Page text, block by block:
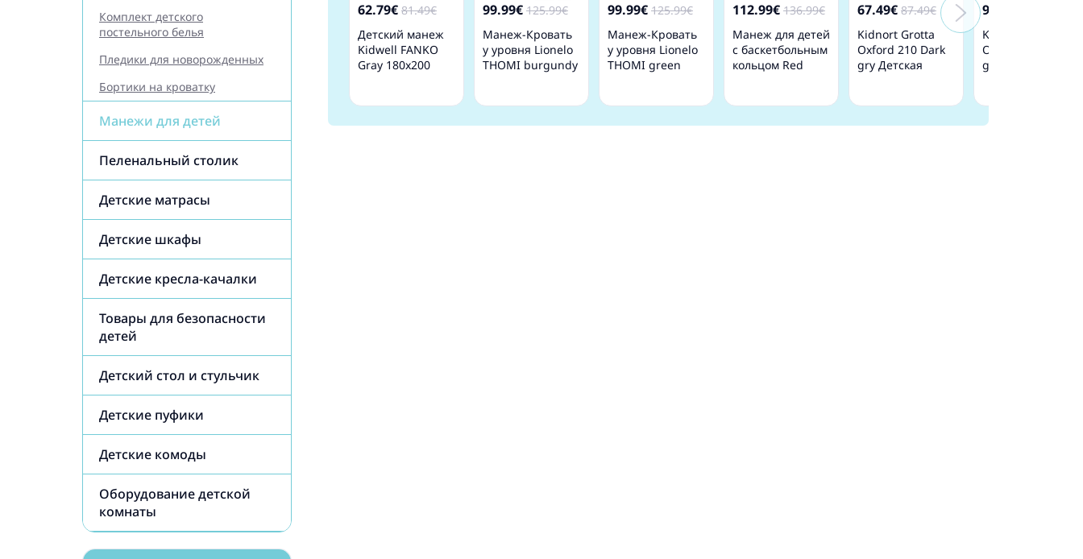
Комплект детского
постельного белья
Пледики для новорожденных
Бортики на кроватку
Манежи для детей
Пеленальный столик
Детские матрасы
Детские шкафы
Детские кресла-качалки
Товары для безопасности
детей
Детский стол и стульчик
Детские пуфики
Детские комоды
Оборудование детской
комнаты
62.79€ 81.49€
Детский манеж
Kidwell FANKO
Gray 180x200
99.99€ 125.99€
Манеж-Кровать
у уровня Lionelo
THOMI burgundy
99.99€ 125.99€
Манеж-Кровать
у уровня Lionelo
THOMI green
112.99€ 136.99€
Манеж для детей
c баскетбольным
кольцом Red
67.49€ 87.49€
Kidnort Grotta
Oxford 210 Dark
gry Детская
90.49€
Kidnort Livsmiljö
Oxford 300 Light
gray Детская